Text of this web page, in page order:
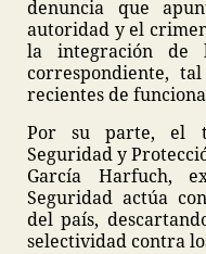
denuncia que
autoridad y el
la integración de
correspondiente,
recientes de
Por su parte, el
Seguridad y
García Harfuch,
Seguridad actúa
del país,
selectividad contra